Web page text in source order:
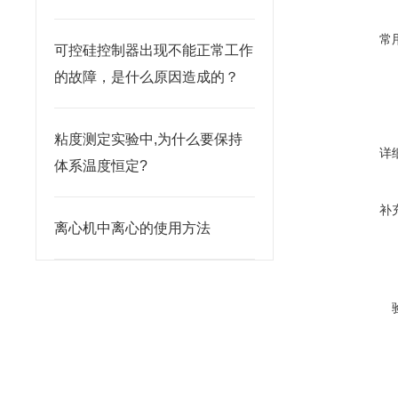
可控硅控制器出现不能正常工作
的故障，是什么原因造成的？
粘度测定实验中,为什么要保持
体系温度恒定?
离心机中离心的使用方法
常
详
补